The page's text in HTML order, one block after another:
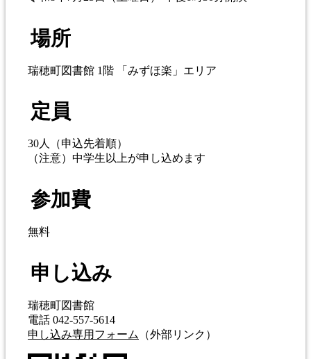
場所
瑞穂町図書館 1階 「みずほ楽」エリア
定員
30人（申込先着順）
（注意）中学生以上が申し込めます
参加費
無料
申し込み
瑞穂町図書館
電話 042-557-5614
申し込み専用フォーム
（外部リンク）